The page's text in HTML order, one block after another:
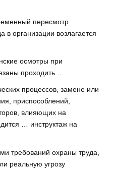
пересмотр
в организации возлагается
осмотры при
проходить …
процессов, замене или
приспособлений,
влияющих на
… инструктаж на
требований охраны труда,
реальную угрозу